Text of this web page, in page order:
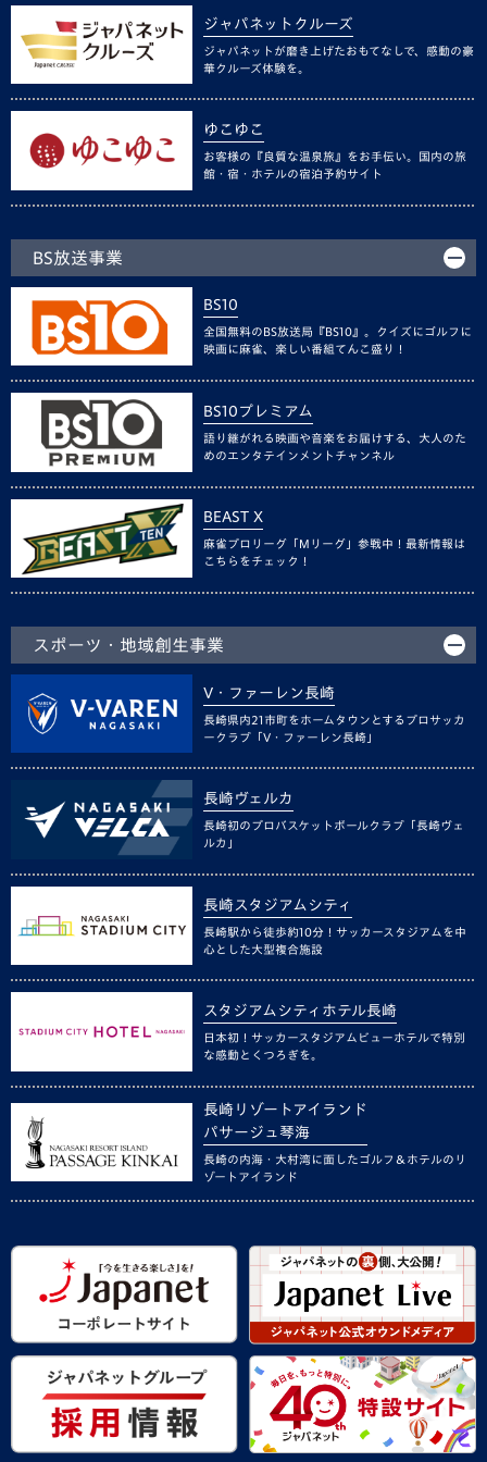
ジャパネットクルーズ
ジャパネットが磨き上げたおもてなしで、感動の豪
華クルーズ体験を。
ゆこゆこ
お客様の『良質な温泉旅』をお手伝い。国内の旅
館・宿・ホテルの宿泊予約サイト
BS放送事業
BS10
全国無料のBS放送局『BS10』。クイズにゴルフに
映画に麻雀、楽しい番組てんこ盛り！
BS10プレミアム
語り継がれる映画や音楽をお届けする、大人のた
めのエンタテインメントチャンネル
BEAST X
麻雀プロリーグ「Mリーグ」参戦中！最新情報は
こちらをチェック！
スポーツ・地域創生事業
V・ファーレン長崎
長崎県内21市町をホームタウンとするプロサッカ
ークラブ「V・ファーレン長崎」
長崎ヴェルカ
長崎初のプロバスケットボールクラブ「長崎ヴェ
ルカ」
長崎スタジアムシティ
長崎駅から徒歩約10分！サッカースタジアムを中
心とした大型複合施設
スタジアムシティホテル長崎
日本初！サッカースタジアムビューホテルで特別
な感動とくつろぎを。
長崎リゾートアイランド
パサージュ琴海
長崎の内海・大村湾に面したゴルフ＆ホテルのリ
ゾートアイランド